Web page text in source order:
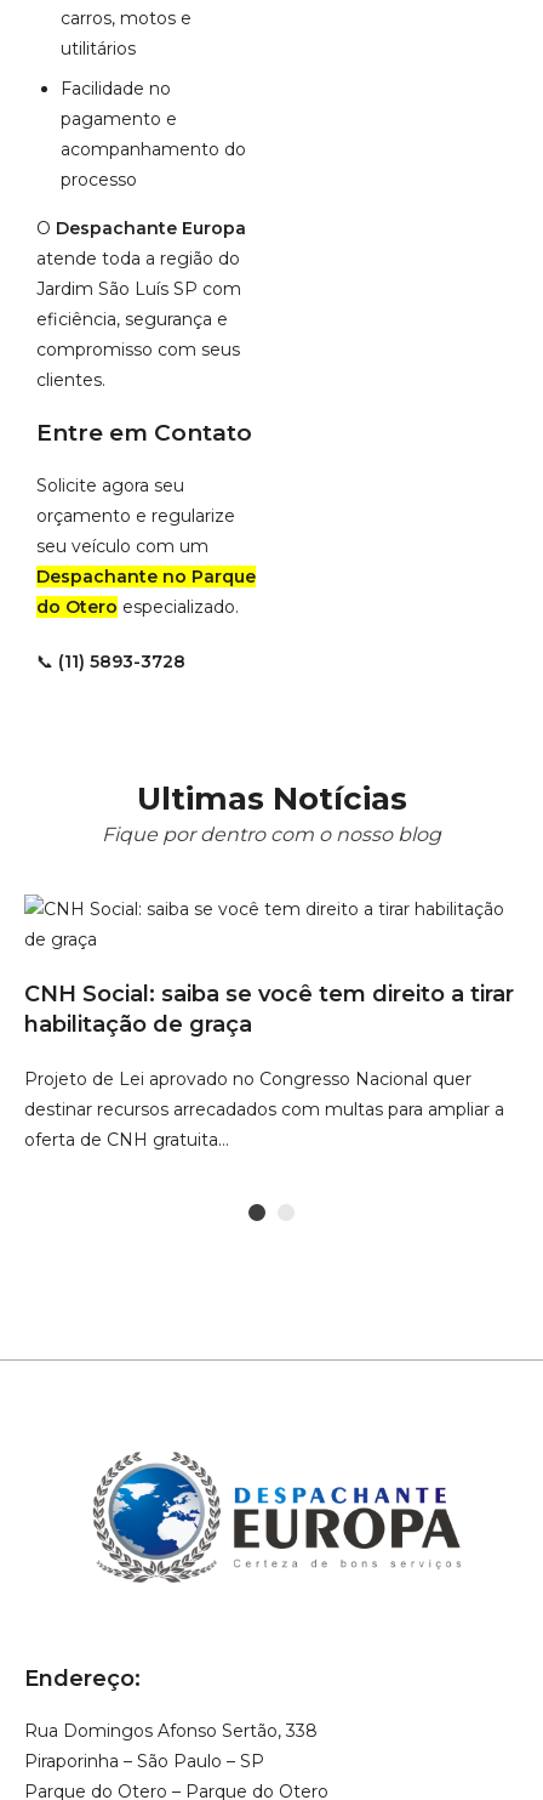
carros, motos e
utilitários
Facilidade no
pagamento e
acompanhamento do
processo
O Despachante Europa
atende toda a região do
Jardim São Luís SP com
eficiência, segurança e
compromisso com seus
clientes.
Entre em Contato
Solicite agora seu
orçamento e regularize
seu veículo com um
Despachante no Parque
do Otero especializado.
📞 (11) 5893-3728
Ultimas Notícias
Fique por dentro com o nosso blog
CNH Social: saiba se você tem direito a tirar
habilitação de graça
Projeto de Lei aprovado no Congresso Nacional quer
destinar recursos arrecadados com multas para ampliar a
oferta de CNH gratuita…
Endereço:
Rua Domingos Afonso Sertão, 338
Piraporinha – São Paulo – SP
Parque do Otero – Parque do Otero